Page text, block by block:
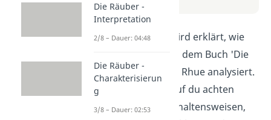
In diesem Video wird erklärt, wie
man Charaktere in dem Buch 'Die
Welle' von Morton Rhue analysiert.
Du erfährst, worauf du achten
musst, um die Verhaltensweisen,
Die Räuber -
Interpretation
2/8 – Dauer: 04:48
Die Räuber -
Charakterisierun
g
3/8 – Dauer: 02:53